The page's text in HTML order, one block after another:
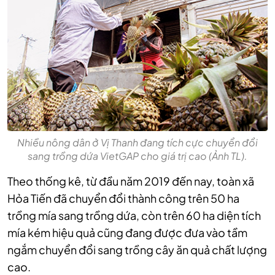
Nhiều nông dân ở Vị Thanh đang tích cực chuyển đổi
sang trồng dứa VietGAP cho giá trị cao (Ảnh TL).
Theo thống kê, từ đầu năm 2019 đến nay, toàn xã
Hỏa Tiến đã chuyển đổi thành công trên 50 ha
trồng mía sang trồng dứa, còn trên 60 ha diện tích
mía kém hiệu quả cũng đang được đưa vào tầm
ngắm chuyển đổi sang trồng cây ăn quả chất lượng
cao.